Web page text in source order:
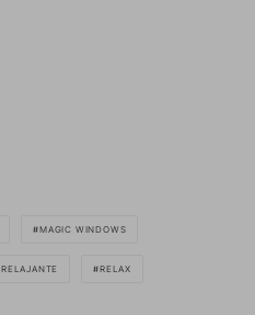
MAGIC WINDOWS
RELAJANTE RELAX